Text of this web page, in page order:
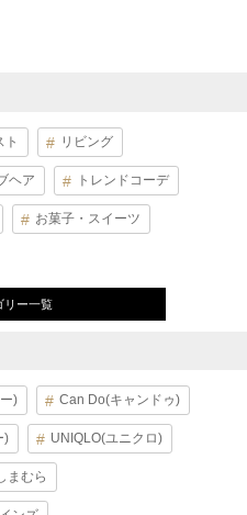
ト リビング
ヘア トレンドコーデ
お菓子・スイーツ
リー一覧
) Can Do(キャンドゥ)
) UNIQLO(ユニクロ)
まむら